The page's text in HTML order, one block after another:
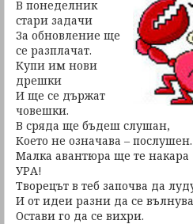
В понеделник
стари задачи
За обновление ще
се разплачат.
Купи им нови
дрешки
И ще се държат
човешки.
В сряда ще бъдеш слушан,
Което не означава – послушен.
Малка авантюра ще те
УРА!
Творецът в теб започва да
И от идеи разни да се
Остави го да се вихри.